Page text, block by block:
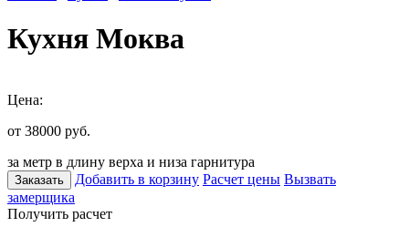
Кухня Моква
Цена:
от 38000 руб.
за метр в длину верха и низа гарнитура
Заказать Добавить в корзину Расчет цены Вызвать
замерщика
Получить расчет